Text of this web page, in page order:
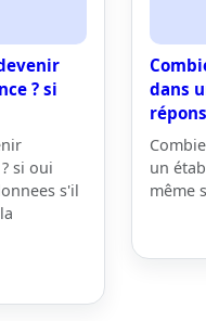
? si
si oui
s'il
dans
un
même